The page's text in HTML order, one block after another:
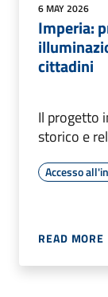
6 MAY 2026
Imperia:
cittadini
Il progetto
storico e
Accesso
READ MORE